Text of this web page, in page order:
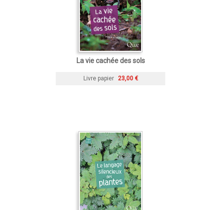
La vie cachée des sols
Livre papier 23,00 €